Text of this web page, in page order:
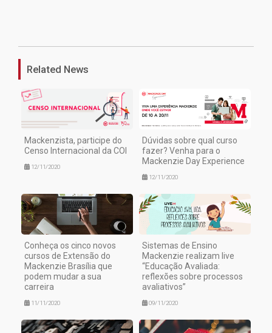
Related News
Mackenzista, participe do
Censo Internacional da COI
12/11/2020
Dúvidas sobre qual curso
fazer? Venha para o
Mackenzie Day Experience
12/11/2020
Conheça os cinco novos
cursos de Extensão do
Mackenzie Brasília que
podem mudar a sua
carreira
11/11/2020
Sistemas de Ensino
Mackenzie realizam live
“Educação Avaliada:
reflexões sobre processos
avaliativos”
09/11/2020